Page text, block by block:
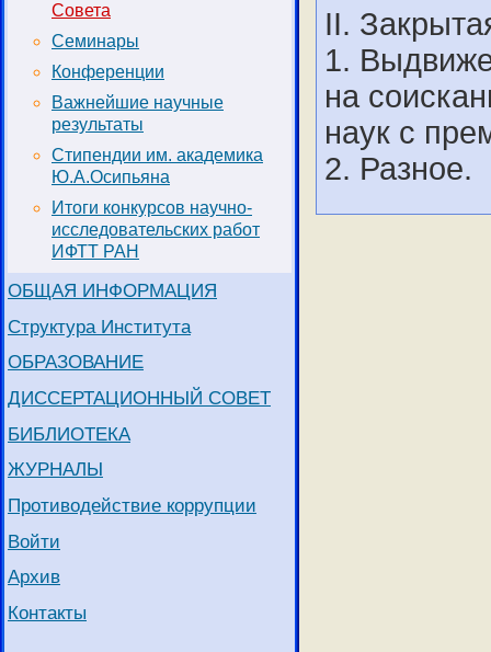
Совета
Семинары
Конференции
Важнейшие научные
результаты
Стипендии им. академика
Ю.А.Осипьяна
Итоги конкурсов научно-
исследовательских работ
ИФТТ РАН
ОБЩАЯ ИНФОРМАЦИЯ
Структура Института
ОБРАЗОВАНИЕ
ДИССЕРТАЦИОННЫЙ СОВЕТ
БИБЛИОТЕКА
ЖУРНАЛЫ
Противодействие коррупции
Войти
Архив
Контакты
II.
1.
на
наук с
2. Разное.